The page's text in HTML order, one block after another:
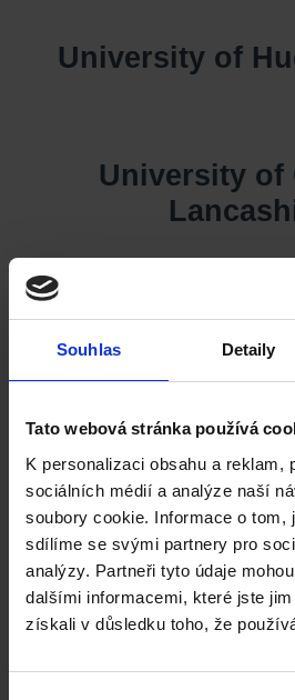
Souhlas Detaily
Tato webová stránka používá
K personalizaci obsahu a reklam,
sociálních médií a analýze naší
soubory cookie. Informace o tom,
sdílíme se svými partnery pro
analýzy. Partneři tyto údaje
dalšími informacemi, které jste
získali v důsledku toho, že
University of
University of
Regent's
London
Royal
University of